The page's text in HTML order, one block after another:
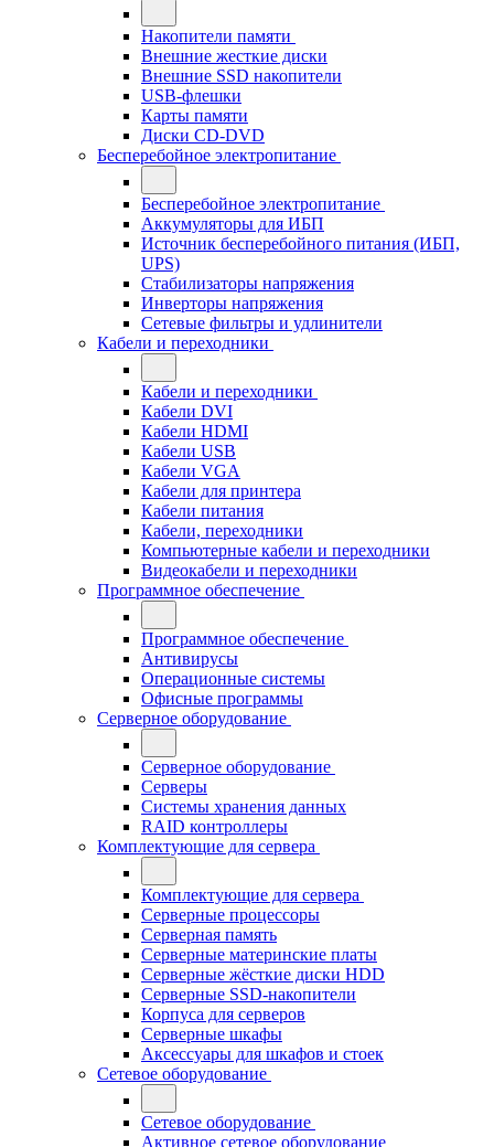
Накопители памяти
Внешние жесткие диски
Внешние SSD накопители
USB-флешки
Карты памяти
Диски CD-DVD
Бесперебойное электропитание
Бесперебойное электропитание
Аккумуляторы для ИБП
Источник бесперебойного питания (ИБП,
UPS)
Стабилизаторы напряжения
Инверторы напряжения
Сетевые фильтры и удлинители
Кабели и переходники
Кабели и переходники
Кабели DVI
Кабели HDMI
Кабели USB
Кабели VGA
Кабели для принтера
Кабели питания
Кабели, переходники
Компьютерные кабели и переходники
Видеокабели и переходники
Программное обеспечение
Программное обеспечение
Антивирусы
Операционные системы
Офисные программы
Серверное оборудование
Серверное оборудование
Серверы
Системы хранения данных
RAID контроллеры
Комплектующие для сервера
Комплектующие для сервера
Серверные процессоры
Серверная память
Серверные материнские платы
Серверные жёсткие диски HDD
Серверные SSD-накопители
Корпуса для серверов
Серверные шкафы
Аксессуары для шкафов и стоек
Сетевое оборудование
Сетевое оборудование
Активное сетевое оборудование